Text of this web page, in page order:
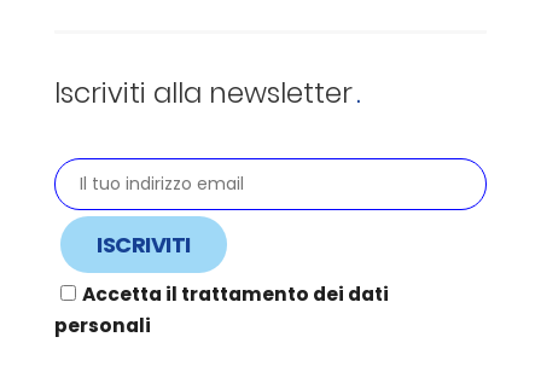
Iscriviti alla newsletter
Accetta il trattamento dei dati
personali